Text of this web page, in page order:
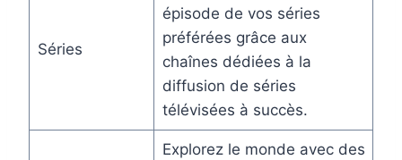
Séries
épisode de vos séries
préférées grâce aux
chaînes dédiées à la
diffusion de séries
télévisées à succès.
Explorez le monde avec des